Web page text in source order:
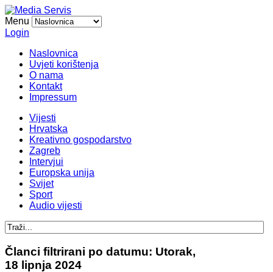
Menu
Login
Naslovnica
Uvjeti korištenja
O nama
Kontakt
Impressum
Vijesti
Hrvatska
Kreativno gospodarstvo
Zagreb
Intervjui
Europska unija
Svijet
Sport
Audio vijesti
Članci filtrirani po datumu: Utorak,
18 lipnja 2024